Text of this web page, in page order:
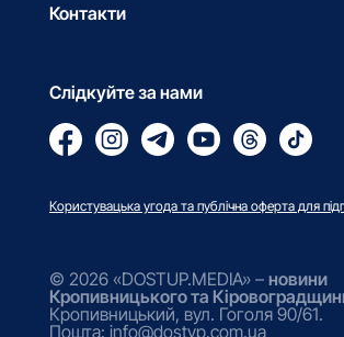
Контакти
Слідкуйте за нами
Користувацька угода та публічна оферта для
© 2026 «DOSTUP.MEDIA» – новини
Кропивницького та
Кропивницький, вул. Гоголя 90/61.
Пошта: info@dostyp.com.ua